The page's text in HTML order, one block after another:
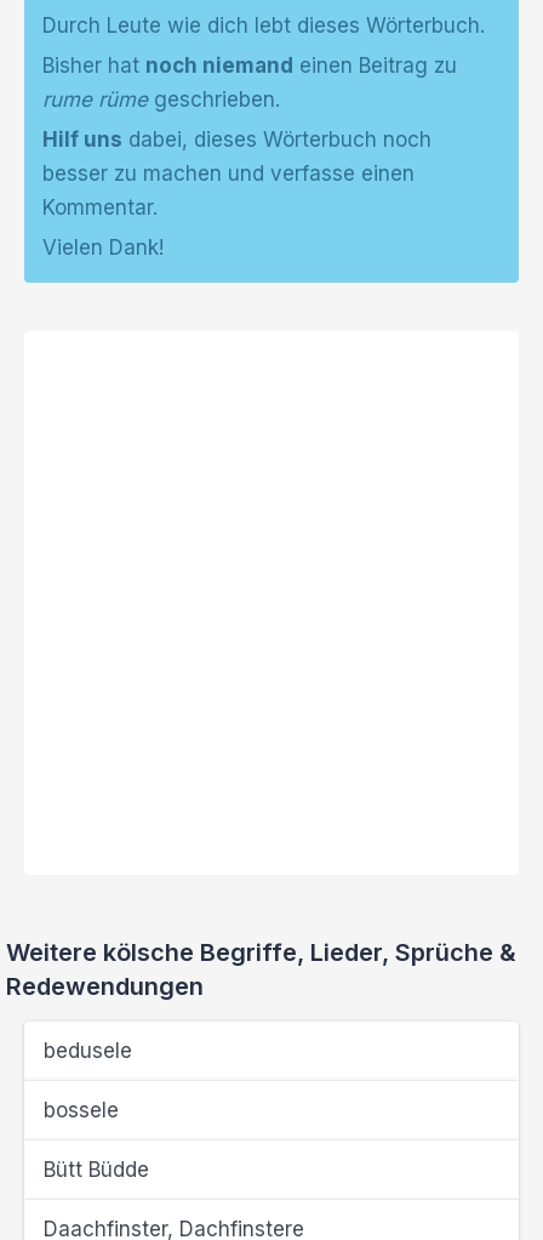
Durch Leute wie dich lebt dieses Wörterbuch.
Bisher hat noch niemand einen Beitrag zu
rume rümegeschrieben.
Hilf uns dabei, dieses Wörterbuch noch
besser zu machen und verfasse einen
Kommentar.
Vielen Dank!
Weitere kölsche Begriffe, Lieder, Sprüche &
Redewendungen
bedusele
bossele
Bütt Büdde
Daachfinster, Dachfinstere